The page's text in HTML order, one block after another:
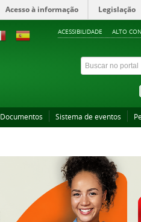
Acesso à informação Legislação
ACESSIBILIDADE ALTO
Documentos Sistema de eventos